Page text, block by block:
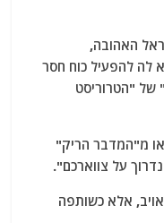
האהובה,
לה להפעיל כוח חסר
של "הטרוריסט
מ"המדבר הריק"
על צווארכם".
אלא כשותפה